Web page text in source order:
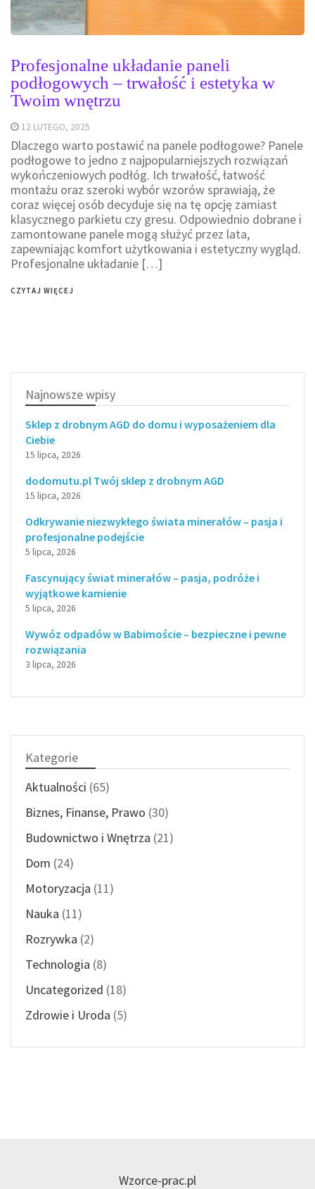
Profesjonalne układanie paneli
podłogowych – trwałość i estetyka w
Twoim wnętrzu
12 LUTEGO, 2025
Dlaczego warto postawić na panele podłogowe? Panele
podłogowe to jedno z najpopularniejszych rozwiązań
wykończeniowych podłóg. Ich trwałość, łatwość
montażu oraz szeroki wybór wzorów sprawiają, że
coraz więcej osób decyduje się na tę opcję zamiast
klasycznego parkietu czy gresu. Odpowiednio dobrane i
zamontowane panele mogą służyć przez lata,
zapewniając komfort użytkowania i estetyczny wygląd.
Profesjonalne układanie […]
CZYTAJ WIĘCEJ
Najnowsze wpisy
Sklep z drobnym AGD do domu i wyposażeniem dla
Ciebie
15 lipca, 2026
dodomutu.pl Twój sklep z drobnym AGD
15 lipca, 2026
Odkrywanie niezwykłego świata minerałów – pasja i
profesjonalne podejście
5 lipca, 2026
Fascynujący świat minerałów – pasja, podróże i
wyjątkowe kamienie
5 lipca, 2026
Wywóz odpadów w Babimoście – bezpieczne i pewne
rozwiązania
3 lipca, 2026
Kategorie
Aktualności (65)
Biznes, Finanse, Prawo (30)
Budownictwo i Wnętrza (21)
Dom (24)
Motoryzacja (11)
Nauka (11)
Rozrywka (2)
Technologia (8)
Uncategorized (18)
Zdrowie i Uroda (5)
Wzorce-prac.pl